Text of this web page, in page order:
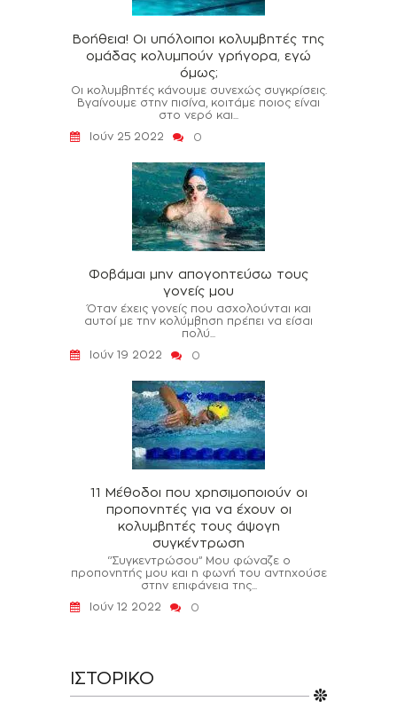
Βοήθεια! Οι υπόλοιποι κολυμβητές της
ομάδας κολυμπούν γρήγορα, εγώ
όμως;
Οι κολυμβητές κάνουμε συνεχώς συγκρίσεις.
Βγαίνουμε στην πισίνα, κοιτάμε ποιος είναι
στο νερό και...
Ιούν 25 2022
0
Φοβάμαι μην απογοητεύσω τους
γονείς μου
Όταν έχεις γονείς που ασχολούνται και
αυτοί με την κολύμβηση πρέπει να είσαι
πολύ...
Ιούν 19 2022
0
11 Μέθοδοι που χρησιμοποιούν οι
προπονητές για να έχουν οι
κολυμβητές τους άψογη
συγκέντρωση
‘’Συγκεντρώσου’’ Μου φώναζε ο
προπονητής μου και η φωνή του αντηχούσε
στην επιφάνεια της...
Ιούν 12 2022
0
ΙΣΤΟΡΙΚΌ